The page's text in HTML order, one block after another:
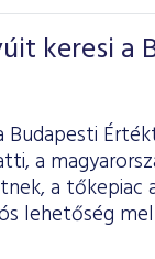
keresi a
a
a
lehetőség